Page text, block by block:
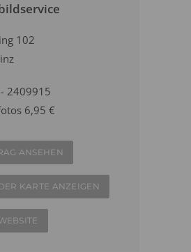
102
2409915
6,95 €
ANSEHEN
KARTE ANZEIGEN